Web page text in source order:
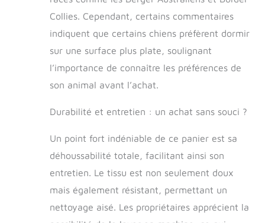
propose paniers et
mobilier pour
chiens HAUTE
QUALITÉ -
Caractéristiques :
coussin chien
panier pour chien,
sont 100% cousus
fabriqués avec
des tissus certifiés
au toucher. Dans
le processus de
production, nous
utilisons
Collies. Cependant, certains commentaires
indiquent que certains chiens préfèrent dormir
sur une surface plus plate, soulignant
l’importance de connaître les préférences de
son animal avant l’achat.
Durabilité et entretien : un achat sans souci ?
Un point fort indéniable de ce panier est sa
déhoussabilité totale, facilitant ainsi son
entretien. Le tissu est non seulement doux
mais également résistant, permettant un
nettoyage aisé. Les propriétaires apprécient la